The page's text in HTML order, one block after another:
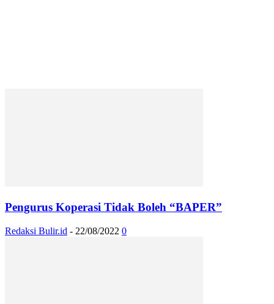
Pengurus Koperasi Tidak Boleh “BAPER”
Redaksi Bulir.id - 22/08/2022 0